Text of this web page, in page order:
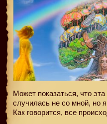
Может показаться, что
случилась не со мной, но
Как говорится, все